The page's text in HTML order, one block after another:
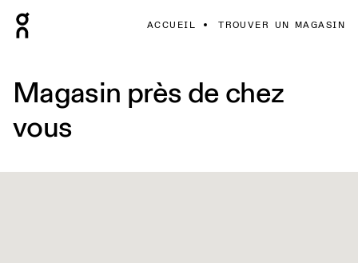
ACCUEIL TROUVER UN MAGASIN
Magasin près de chez
vous